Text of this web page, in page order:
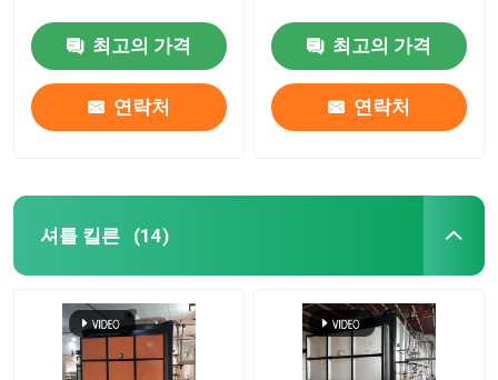
최고의 가격
연락처
최고의 가격
연락처
셔틀 킬른 (14)